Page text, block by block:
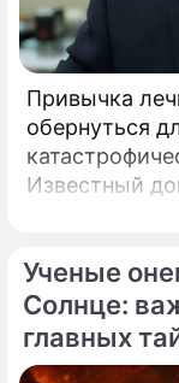
Привычка
обернуться
Известный
миллионов
мировой
перечеркнул
Ученые
Солнце:
главных